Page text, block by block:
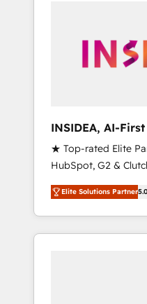
INSIDEA, AI-
Onboarding &
★ Top-rated Elite
HubSpot, G2 &
Certified Experts &
★ 1,500+
continents ★ AI-
Onboarding
Elite Solutions Partner5.0